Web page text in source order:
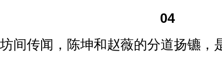
04
坊间传闻，陈坤和赵薇的分道扬镳，